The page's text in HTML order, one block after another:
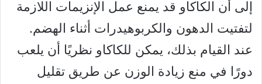
إلى أن الكاكاو قد يمنع عمل الإنزيمات اللازمة
لتفتيت الدهون والكربوهيدرات أثناء الهضم.
عند القيام بذلك، يمكن للكاكاو نظريًا أن يلعب
دورًا في منع زيادة الوزن عن طريق تقليل